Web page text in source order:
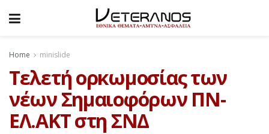
Home minislide
Tελετή ορκωμοσίας των
νέων Σημαιοφόρων ΠΝ-
ΕΛ.ΑΚΤ στη ΣΝΔ